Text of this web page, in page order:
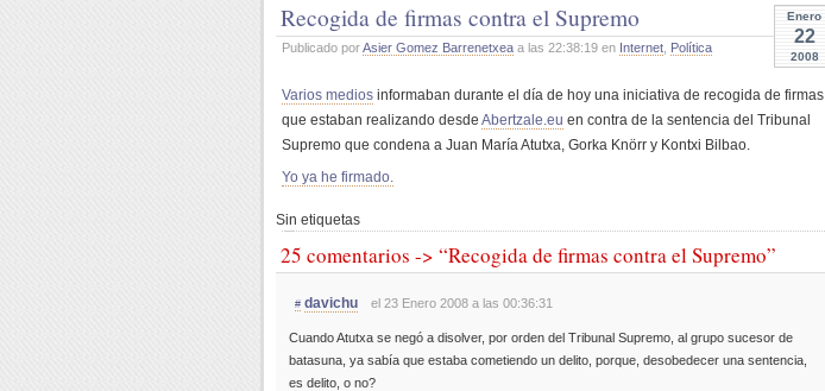
Enero
22
2008
Recogida de firmas contra el Supremo
Publicado porAsier Gomez Barrenetxea a las 22:38:19 en Internet Política
Varios medios informaban durante el día de hoy una iniciativa de recogida de firmas
que estaban realizando desde Abertzale.eu en contra de la sentencia del Tribunal
Supremo que condena a Juan María Atutxa, Gorka Knörr y Kontxi Bilbao.
Yo ya he firmado.
Sin etiquetas
25 comentarios -> “Recogida de firmas contra el Supremo”
# davichu el 23 Enero 2008 a las 00:36:31
Cuando Atutxa se negó a disolver, por orden del Tribunal Supremo, al grupo sucesor de
batasuna, ya sabía que estaba cometiendo un delito, porque, desobedecer una sentencia,
es delito, o no?